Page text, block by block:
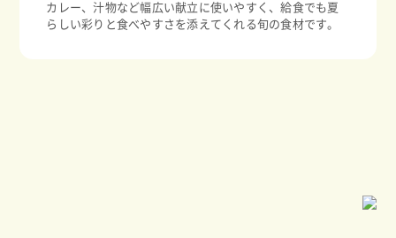
カレー、汁物など幅広い献立に使いやすく、給食でも夏
らしい彩りと食べやすさを添えてくれる旬の食材です。